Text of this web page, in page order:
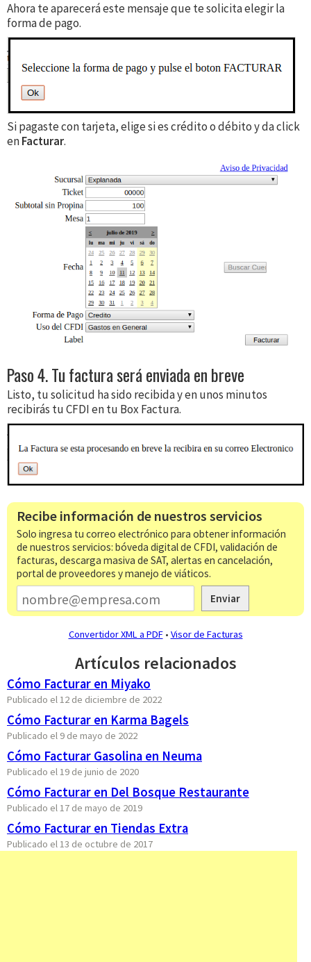
Ahora te aparecerá este mensaje que te solicita elegir la
forma de pago.
Si pagaste con tarjeta, elige si es crédito o débito y da click
enFacturar.
Paso 4. Tu factura será enviada en breve
Listo, tu solicitud ha sido recibida y en unos minutos
recibirás tu CFDI en tu Box Factura.
Recibe información de nuestros servicios
Solo ingresa tu correo electrónico para obtener información
de nuestros servicios: bóveda digital de CFDI, validación de
facturas, descarga masiva de SAT, alertas en cancelación,
portal de proveedores y manejo de viáticos.
Enviar
Convertidor XML a PDF• Visor de Facturas
Artículos relacionados
Cómo Facturar en Miyako
Publicado el 12 de diciembre de 2022
Cómo Facturar en Karma Bagels
Publicado el 9 de mayo de 2022
Cómo Facturar Gasolina en Neuma
Publicado el 19 de junio de 2020
Cómo Facturar en Del Bosque Restaurante
Publicado el 17 de mayo de 2019
Cómo Facturar en Tiendas Extra
Publicado el 13 de octubre de 2017